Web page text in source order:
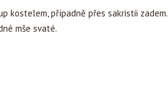
kostelem, případně přes sakristii zadem.
mše svaté.